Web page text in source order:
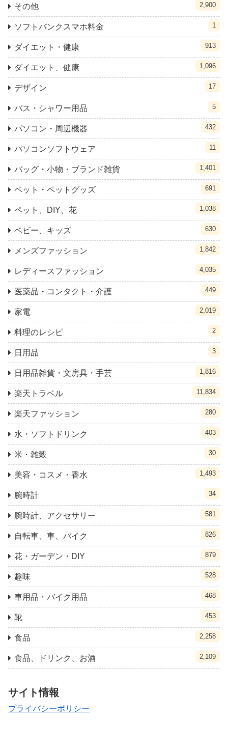
その他 2,900
ソフトバンクスマホ料金 1
ダイエット・健康 913
ダイエット、健康 1,096
デザイン 17
バス・シャワー用品 5
パソコン・周辺機器 432
パソコンソフトウェア 11
バッグ・小物・ブランド雑貨 1,401
ペット・ペットグッズ 691
ペット、DIY、花 1,038
ベビー、キッズ 630
メンズファッション 1,842
レディースファッション 4,035
医薬品・コンタクト・介護 449
家電 2,019
料理のレシピ 2
日用品 3
日用品雑貨・文房具・手芸 1,816
楽天トラベル 11,834
楽天ファッション 280
水・ソフトドリンク 403
米・雑穀 30
美容・コスメ・香水 1,493
腕時計 34
腕時計、アクセサリー 581
自転車、車、バイク 826
花・ガーデン・DIY 879
趣味 528
車用品・バイク用品 468
靴 453
食品 2,258
食品、ドリンク、お酒 2,109
サイト情報
プライバシーポリシー